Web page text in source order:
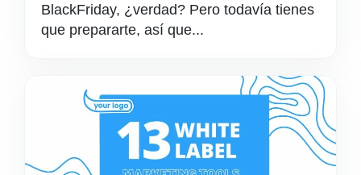
BlackFriday, ¿verdad? Pero todavía tienes
que prepararte, así que...